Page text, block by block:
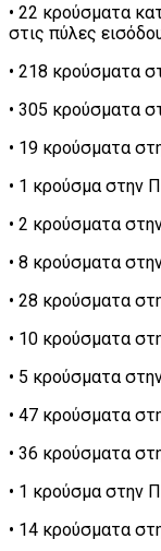
• 22 κρούσματα
στις πύλες
• 218 κρούσματα
• 305 κρούσματα
• 19 κρούσματα
• 1 κρούσμα στην
• 2 κρούσματα
• 8 κρούσματα
• 28 κρούσματα
• 10 κρούσματα
• 5 κρούσματα
• 47 κρούσματα
• 36 κρούσματα
• 1 κρούσμα στην
• 14 κρούσματα